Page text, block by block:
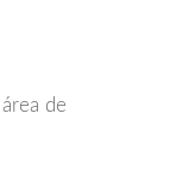
de